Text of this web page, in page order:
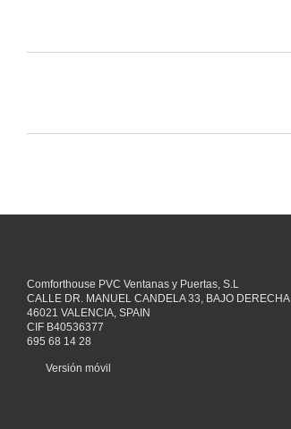
Comforthouse PVC Ventanas y Puertas, S.L
CALLE DR. MANUEL CANDELA 33, BAJO DERECHA
46021 VALENCIA, SPAIN
CIF B40536377
695 68 14 28
Versión móvil